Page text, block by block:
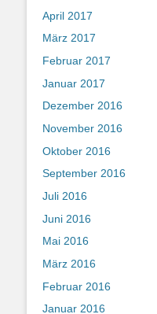
April 2017
März 2017
Februar 2017
Januar 2017
Dezember 2016
November 2016
Oktober 2016
September 2016
Juli 2016
Juni 2016
Mai 2016
März 2016
Februar 2016
Januar 2016